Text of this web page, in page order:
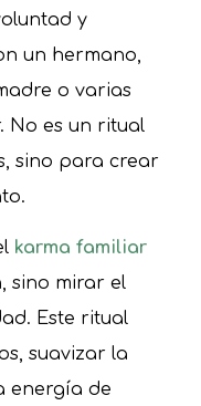
y
un hermano,
o varias
No es un ritual
sino para crear
karma familiar
sino mirar el
Este ritual
suavizar la
energía de